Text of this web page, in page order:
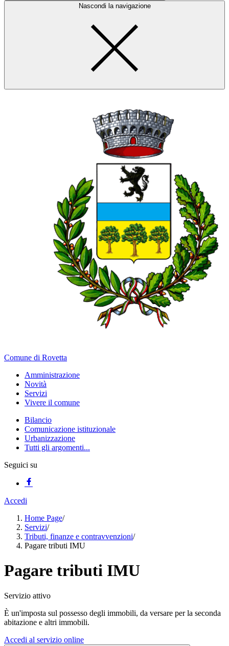
Nascondi la navigazione
Comune di Rovetta
Amministrazione
Novità
Servizi
Vivere il comune
Bilancio
Comunicazione istituzionale
Urbanizzazione
Tutti gli argomenti...
Seguici su
Accedi
Home Page/
Servizi/
Tributi, finanze e contravvenzioni/
Pagare tributi IMU
Pagare tributi IMU
Servizio attivo
È un'imposta sul possesso degli immobili, da versare per la seconda
abitazione e altri immobili.
Accedi al servizio online